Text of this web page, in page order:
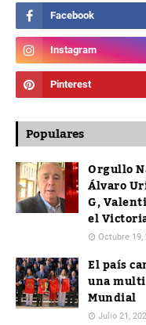
Populares
Orgullo
Álvaro
G,
el
Octubre 19,
El país
una
Mundial
Julio 21,